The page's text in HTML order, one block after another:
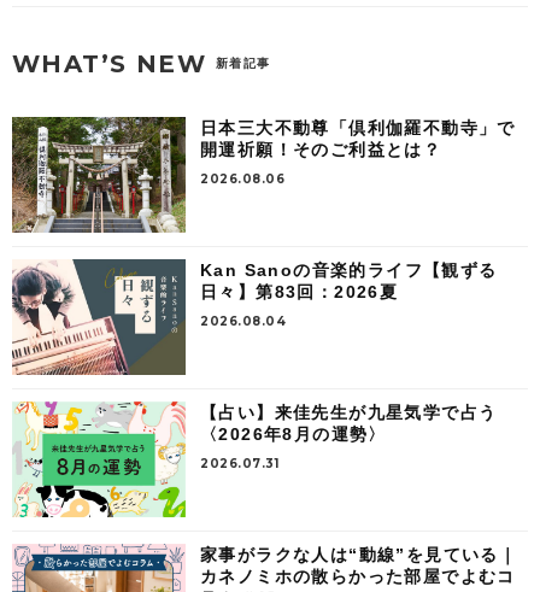
WHAT’S NEW 新着記事
日本三大不動尊「倶利伽羅不動寺」で
開運祈願！そのご利益とは？
2026.08.06
Kan Sanoの音楽的ライフ【観ずる
日々】第83回：2026夏
2026.08.04
【占い】来佳先生が九星気学で占う
〈2026年8月の運勢〉
2026.07.31
家事がラクな人は“動線”を見ている｜
カネノミホの散らかった部屋でよむコ